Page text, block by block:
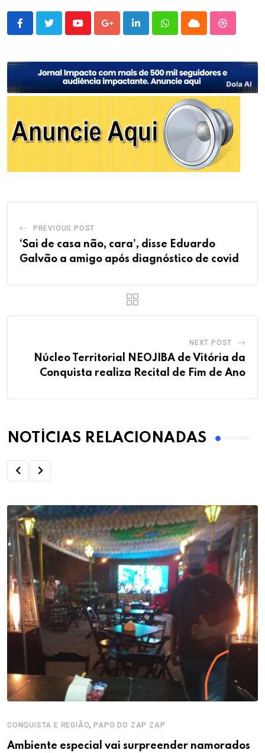
YoutubeGoogle+LinkedInWhatsappCloud
PREVIOUS POST
‘Sai de casa não, cara’, disse Eduardo
Galvão a amigo após diagnóstico de covid
NEXT POST
Núcleo Territorial NEOJIBA de Vitória da
Conquista realiza Recital de Fim de Ano
NOTÍCIAS RELACIONADAS
CONQUISTA E REGIÃO,PAPO DO ZAP ZAP
Ambiente especial vai surpreender namorados